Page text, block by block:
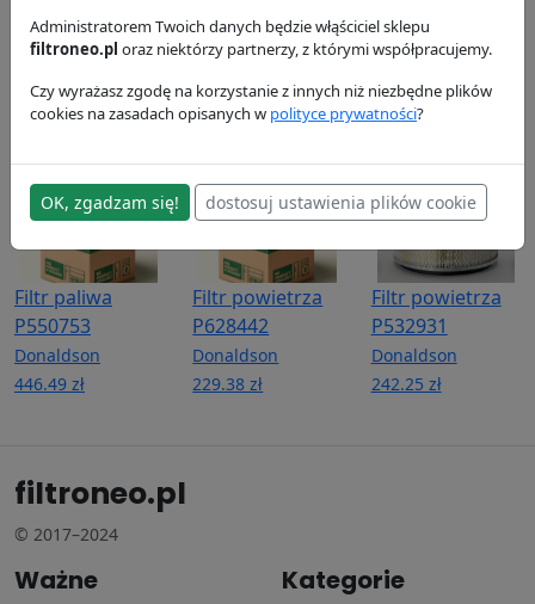
Filtr powietrza
P533723
255.25 zł
Filtr oleju
P550938
119.69 zł
Filtr paliwa
P551027
191.12 zł
Filtr paliwa
P550753
Donaldson
446.49 zł
Filtr powietrza
P628442
Donaldson
229.38 zł
Filtr powietrza
P532931
Donaldson
242.25 zł
filtroneo.pl
© 2017–2024
Ważne Kategorie
Administratorem Twoich danych będzie włąściciel sklepu
filtroneo.pl oraz niektórzy partnerzy, z którymi współpracujemy.
Czy wyrażasz zgodę na korzystanie z innych niż niezbędne plików
cookies na zasadach opisanych w polityce prywatności?
OK, zgadzam się! dostosuj ustawienia plików cookie